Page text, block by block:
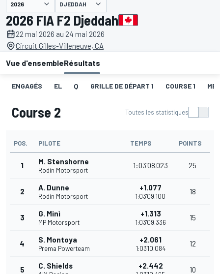
présenté par DJEDDAH
2026 FIA F2 Djeddah
22 mai 2026 au 24 mai 2026
Circuit Gilles-Villeneuve, CA
Vue d'ensembleRésultats
ENGAGÉS EL Q GRILLE DE DÉPART 1 COURSE 1
Course 2 Toutes les statistiques
POS. PILOTE TEMPS POINTS
1 M. Stenshorne
Rodin Motorsport
1:03'08.023 25
2 A. Dunne
Rodin Motorsport
+1.077
1:03'09.100
18
3 G. Minì
MP Motorsport
+1.313
1:03'09.336
15
4 S. Montoya
Prema Powerteam
+2.061
1:03'10.084
12
5 C. Shields +2.442 10